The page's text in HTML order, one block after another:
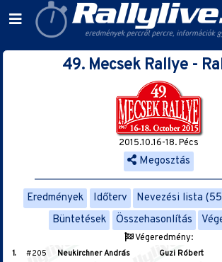
49. Mecsek Rallye -
2015.10.16-18. Pécs
Megosztás
Eredmények Időterv Nevezési lista
Büntetések
Összehasonlítás
Végeredmény:
1. #205 Neukirchner András Guzi Róbert